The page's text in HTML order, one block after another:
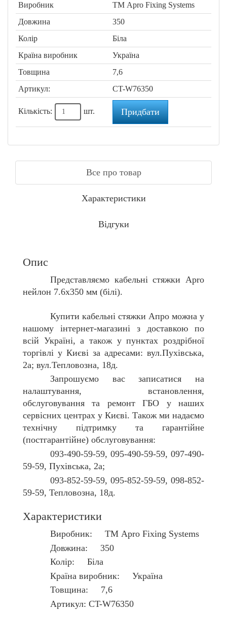
Виробник
ТМ Apro Fixing Systems
Довжина
350
Колір
Біла
Країна виробник
Україна
Товщина
7,6
Артикул:
CT-W76350
Кількість: шт. Придбати
Все про товар
Характеристики
Відгуки
Опис
Представляємо кабельні стяжки Apro
нейлон 7.6x350 мм (білі).
Купити кабельні стяжки Апро можна у
нашому інтернет-магазині з доставкою по
всій Україні, а також у пунктах роздрібної
торгівлі у Києві за адресами: вул.Пухівська,
2а; вул.Тепловозна, 18д.
Запрошуємо вас записатися на
налаштування, встановлення,
обслуговування та ремонт ГБО у наших
сервісних центрах у Києві. Також ми надаємо
технічну підтримку та гарантійне
(постгарантійне) обслуговування:
093-490-59-59, 095-490-59-59, 097-490-
59-59, Пухівська, 2а;
093-852-59-59, 095-852-59-59, 098-852-
59-59, Тепловозна, 18д.
Характеристики
Виробник: ТМ Apro Fixing Systems
Довжина: 350
Колір: Біла
Країна виробник: Україна
Товщина: 7,6
Артикул: CT-W76350